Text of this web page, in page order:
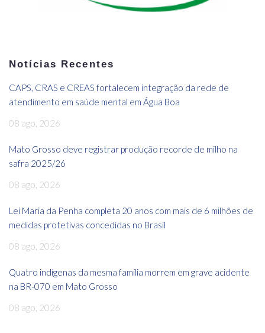
Notícias Recentes
CAPS, CRAS e CREAS fortalecem integração da rede de
atendimento em saúde mental em Água Boa
08 ago, 2026
Mato Grosso deve registrar produção recorde de milho na
safra 2025/26
08 ago, 2026
Lei Maria da Penha completa 20 anos com mais de 6 milhões de
medidas protetivas concedidas no Brasil
08 ago, 2026
Quatro indígenas da mesma família morrem em grave acidente
na BR-070 em Mato Grosso
08 ago, 2026